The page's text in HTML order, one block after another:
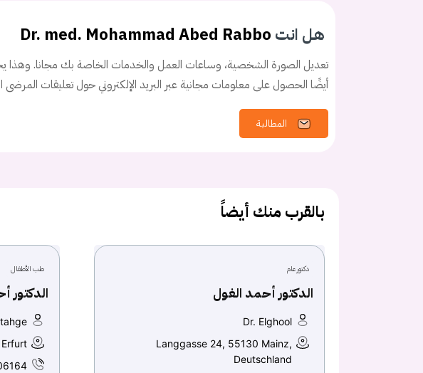
هل انت Dr. med. Mohammad Abed Rabbo
تعديل الصورة الشخصية، وساعات العمل والخدمات الخاصة بك مجانا. وهذا
أيضًا الحصول على معلومات مجانية عبر البريد الإلكتروني حول تعليقات المرضى
المطالبة
بالقرب منك أيضاً
دكتور عام
الدكتور أحمد الغول
Dr. Elghool
Langgasse 24, 55130 Mainz,
Deutschland
طب الأطفال